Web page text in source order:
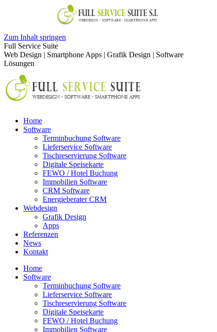
Zum Inhalt springen
Full Service Suite
Web Design | Smartphone Apps | Grafik Design | Software
Lösungen
Home
Software
Terminbuchung Software
Lieferservice Software
Tischreservierung Software
Digitale Speisekarte
FEWO / Hotel Buchung
Immobilien Software
CRM Software
Energieberater CRM
Webdesign
Grafik Design
Apps
Referenzen
News
Kontakt
Home
Software
Terminbuchung Software
Lieferservice Software
Tischreservierung Software
Digitale Speisekarte
FEWO / Hotel Buchung
Immobilien Software